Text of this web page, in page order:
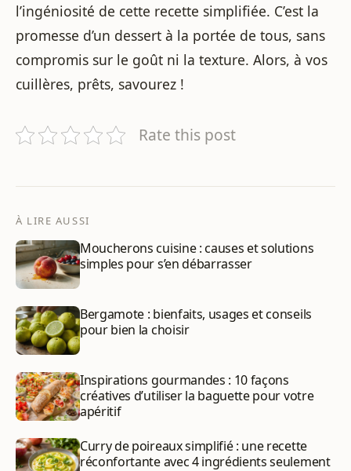
l’ingéniosité de cette recette simplifiée. C’est la
promesse d’un dessert à la portée de tous, sans
compromis sur le goût ni la texture. Alors, à vos
cuillères, prêts, savourez !
Rate this post
À LIRE AUSSI
Moucherons cuisine : causes et solutions
simples pour s’en débarrasser
Bergamote : bienfaits, usages et conseils
pour bien la choisir
Inspirations gourmandes : 10 façons
créatives d’utiliser la baguette pour votre
apéritif
Curry de poireaux simplifié : une recette
réconfortante avec 4 ingrédients seulement